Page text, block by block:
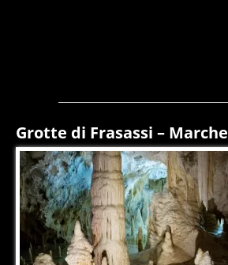
Grotte di Frasassi – Marche